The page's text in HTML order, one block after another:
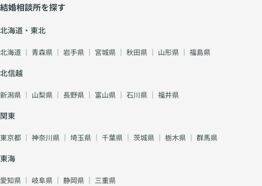
結婚相談所を探す
北海道・東北
北海道 青森県 岩手県 宮城県 秋田県 山形県 福島県
北信越
新潟県 山梨県 長野県 富山県 石川県 福井県
関東
東京都 神奈川県 埼玉県 千葉県 茨城県 栃木県 群馬県
東海
愛知県 岐阜県 静岡県 三重県